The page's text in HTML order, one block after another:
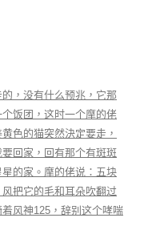
，没有什么预兆，它那
饭团，这时一个摩的佬
色的猫突然決定要走，
回家，回有那个有斑斑
的家。摩的佬说：五块
把它的毛和耳朵吹翻过
风神125，辞别这个哮喘